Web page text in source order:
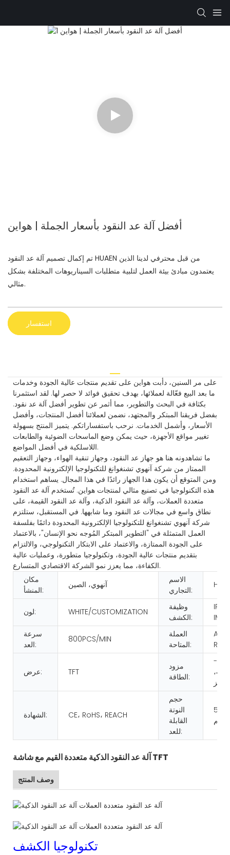
أفضل آلة عد النقود بأسعار الجملة | هواين
تم إكمال تصميم آلة عد النقود HUAEN من قبل محترفي لدينا الذين
يعتمدون مبادئ بيئة العمل لتلبية متطلبات السيناريوهات المختلفة بشكل
مثالي.
استفسار
على مر السنين، دأبت هواين على تقديم منتجات عالية الجودة وخدمات
ما بعد البيع فعّالة لعملائها، بهدف تحقيق فوائد لا حصر لها. لقد استثمرنا
بكثافة في البحث والتطوير، مما أثمر عن تطوير أفضل آلة عد نقود.
بفضل فريقنا المبتكر والمجتهد، نضمن لعملائنا أفضل المنتجات، وأفضل
الأسعار، وأشمل الخدمات. نرحب باستفساراتكم. يتميز المنتج بسهولة
تغيير مواقع الأجهزة، حيث يمكن وضع الماسحات الضوئية والطابعات
اللاسلكية في أفضل المواضع.
ما تشاهدونه هنا هو جهاز عد النقود، وجهاز تنقية الهواء، وجهاز التعقيم
الممتاز من شركة آنهوي تشنغوانغ للتكنولوجيا الإلكترونية المحدودة.
ومن المتوقع أن يكون هذا الجهاز رائدًا في هذا المجال. يساهم استخدام
هذه التكنولوجيا في تصنيع مثالي لمنتجات هواين. تُستخدم آلة عد النقود
متعددة العملات، وآلة عد النقود الذكية، وآلة عد النقود القيمة، على
نطاق واسع في مجالات عد النقود وما شابهها. في المستقبل، ستلتزم
شركة آنهوي تشنغوانغ للتكنولوجيا الإلكترونية المحدودة دائمًا بفلسفة
العمل المتمثلة في "التطوير المبتكر المُوجه نحو الإنسان"، بالاعتماد
على الجودة الممتازة، والاعتماد على الابتكار التكنولوجي، والالتزام
بتقديم منتجات عالية الجودة، وتكنولوجيا متطورة، وعمليات عالية
الكفاءة، مما يعزز نمو الشركة الاقتصادي المتسارع.
مكان
المنشأ:
آنهوي، الصين
الاسم
التجاري:
لون: WHITE/CUSTOMIZATION
وظيفة
الكشف:
IR/
سرعة
العد:
800PCS/MIN
العملة
المتاحة:
AS
عرض: TFT
مزود
الطاقة:
تيار متردد 100-
فولت،
الشهادة: CE، RoHS، REACH
حجم
النوتة
القابلة
للعد:
آلة عد النقود الذكية متعددة القيم مع شاشة TFT
وصف المنتج
تكنولوجيا الكشف